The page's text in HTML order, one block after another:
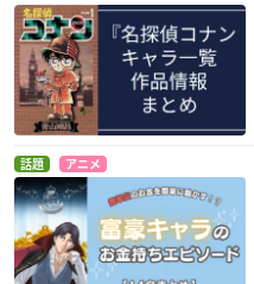
話題 アニメ